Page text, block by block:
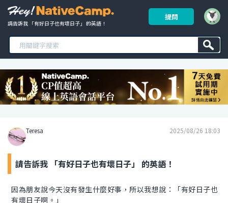
請告訴我 「有好日子也有壞日子」 的英語！
提問
Teresa 2025/08/26 18:03
請告訴我 「有好日子也有壞日子」 的英語！
因為朋友說今天沒有發生什麼好事，所以我想說：「有好日子也
有壞日子啊。」